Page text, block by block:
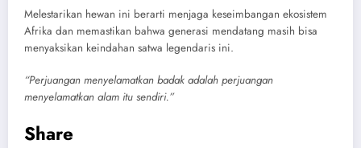
Melestarikan hewan ini berarti menjaga keseimbangan ekosistem
Afrika dan memastikan bahwa generasi mendatang masih bisa
menyaksikan keindahan satwa legendaris ini.
“Perjuangan menyelamatkan badak adalah perjuangan
menyelamatkan alam itu sendiri.”
Share